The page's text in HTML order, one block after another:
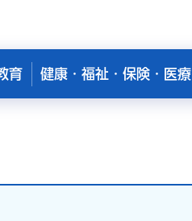
育 健康・福祉・保険・医療